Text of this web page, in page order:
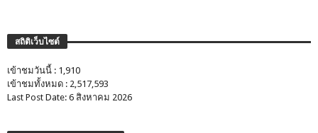
สถิติเว็บไซต์
เข้าชมวันนี้ : 1,910
เข้าชมทั้งหมด : 2,517,593
Last Post Date: 6 สิงหาคม 2026